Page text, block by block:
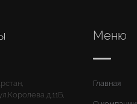
д.11Б,
Меню
Главная